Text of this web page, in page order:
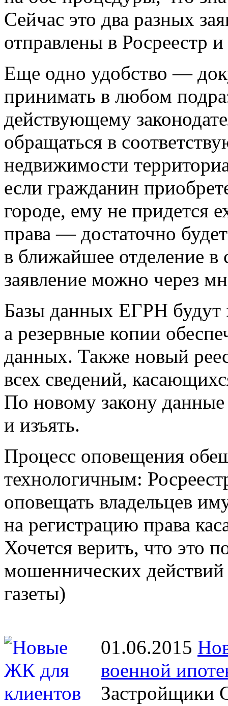
Сейчас это два разных
отправлены в Росреестр
Еще одно удобство —
принимать в любом
действующему
обращаться в
недвижимости
если гражданин
городе, ему не придется
права — достаточно
в ближайшее отделение в
заявление можно через
Базы данных ЕГРН будут
а резервные копии
данных. Также новый
всех сведений,
По новому закону данные
и изъять.
Процесс оповещения
технологичным:
оповещать владельцев
на регистрацию права
Хочется верить, что это
мошеннических
газеты)
01.06.2015
военной
Застройщики